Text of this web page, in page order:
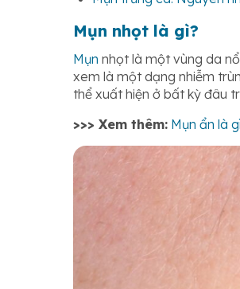
Mụn nhọt là gì?
Mụn nhọt là một vùng da
xem là một dạng nhiễm
thể xuất hiện ở bất kỳ đâu
>>> Xem thêm: Mụn ẩn là